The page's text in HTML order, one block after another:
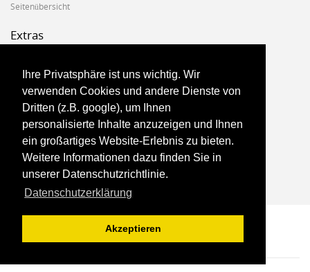
Ihre Privatsphäre ist uns wichtig. Wir
verwenden Cookies und andere Dienste von
Dritten (z.B. google), um Ihnen
personalisierte Inhalte anzuzeigen und Ihnen
ein großartiges Website-Erlebnis zu bieten.
Weitere Informationen dazu finden Sie in
unserer Datenschutzrichtlinie.
Datenschutzerklärung
Akzeptieren
Seitenübersicht
Extras
Geschenkgutscheine
Angebote
Konto
Konto
Auftragsverlauf
Newsletter
Marketshop Theme © 2017, Theme By